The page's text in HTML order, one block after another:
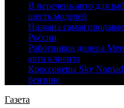
В перечень авто для
шесть моделей
Названа самая
России
Работников дилера
авто клиента
Кроссоверы Sky
бензине
Газета